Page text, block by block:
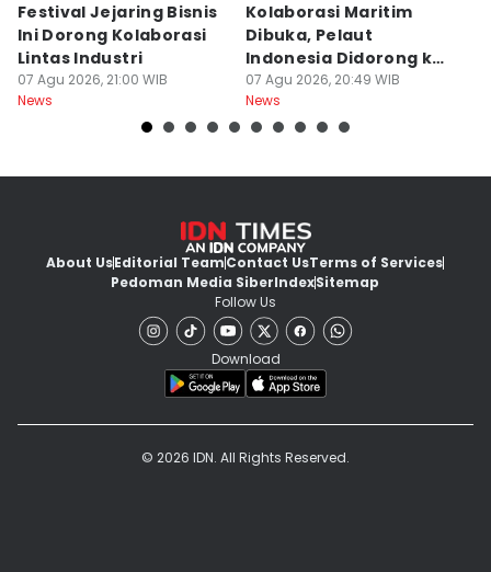
Festival Jejaring Bisnis
Ini Dorong Kolaborasi
Lintas Industri
07 Agu 2026, 21:00 WIB
News
Kolaborasi Maritim
Dibuka, Pelaut
Indonesia Didorong ke
Pasar Global
07 Agu 2026, 20:49 WIB
News
About UsEditorial TeamContact UsTerms of Services
Pedoman Media SiberIndexSitemap
Follow Us
Download
© 2026 IDN. All Rights Reserved.